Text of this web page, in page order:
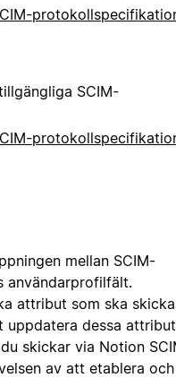
SCIM-
mellan SCIM-
användarprofilfält.
attribut som ska
uppdatera dessa
skickar via Notion
av att etablera och